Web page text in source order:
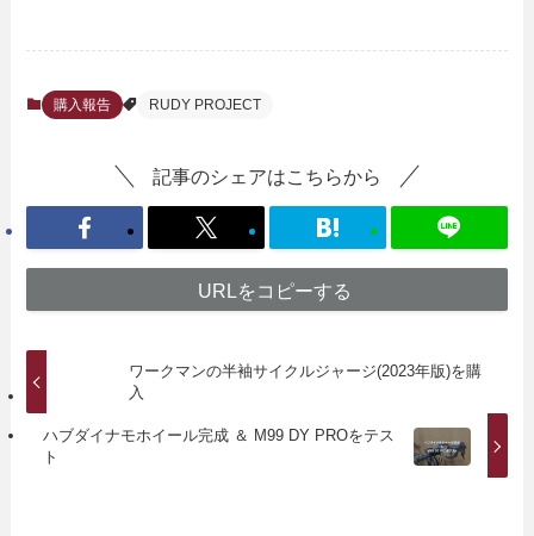
購入報告 RUDY PROJECT
記事のシェアはこちらから
URLをコピーする
ワークマンの半袖サイクルジャージ(2023年版)を購
入
ハブダイナモホイール完成 ＆ M99 DY PROをテス
ト